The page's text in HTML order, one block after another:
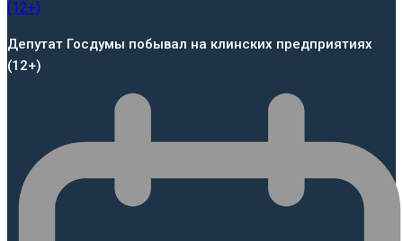
Депутат Госдумы побывал на клинских предприятиях
(12+)